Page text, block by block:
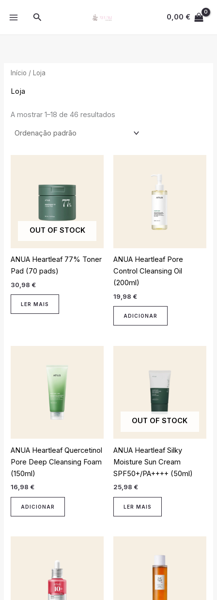
Search 0,00 €
Início / Loja
Loja
A mostrar 1–18 de 46 resultados
OUT OF STOCK
ANUA Heartleaf 77% Toner
Pad (70 pads)
30,98 €
LER MAIS
ANUA Heartleaf Pore
Control Cleansing Oil
(200ml)
19,98 €
ADICIONAR
ANUA Heartleaf Quercetinol
Pore Deep Cleansing Foam
(150ml)
16,98 €
ADICIONAR
OUT OF STOCK
ANUA Heartleaf Silky
Moisture Sun Cream
SPF50+/PA++++ (50ml)
25,98 €
LER MAIS